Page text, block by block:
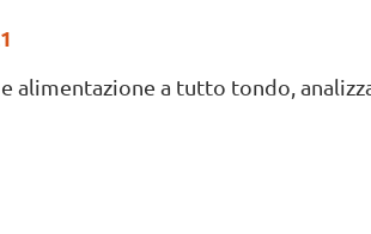
a tutto tondo,